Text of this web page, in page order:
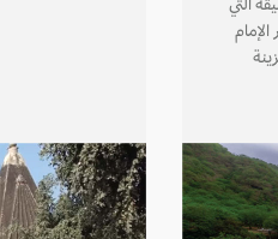
التي